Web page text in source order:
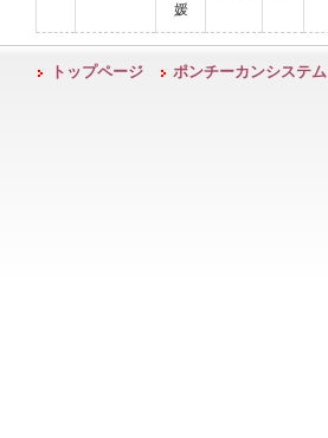
媛
トップページ ポンチーカンシステム